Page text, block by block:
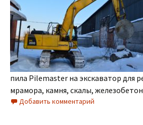
пила Pilemaster на экскаватор для
мрамора, камня, скалы,
Добавить комментарий